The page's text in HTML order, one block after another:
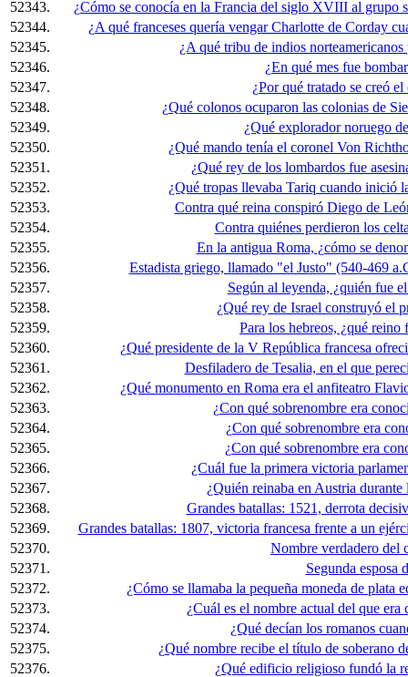
52343.
¿Cómo se conocía en la Francia del siglo XVIII al grupo
52344.
¿A qué franceses quería vengar Charlotte de Corday
52345.
¿A qué tribu de indios
52346.
¿En qué mes fue
52347.
¿Por qué tratado se creó
52348.
¿Qué colonos ocuparon las colonias de
52349.
¿Qué explorador noruego
52350.
¿Qué mando tenía el coronel Von
52351.
¿Qué rey de los lombardos fue
52352.
¿Qué tropas llevaba Tariq cuando inició
52353.
Contra qué reina conspiró Diego de
52354.
Contra quiénes perdieron los
52355.
En la antigua Roma, ¿cómo se
52356.
Estadista griego, llamado "el Justo" (540-469
52357.
Según al leyenda, ¿quién fue
52358.
¿Qué rey de Israel construyó el
52359.
Para los hebreos, ¿qué reino
52360.
¿Qué presidente de la V República francesa
52361.
Desfiladero de Tesalia, en el que
52362.
¿Qué monumento en Roma era el anfiteatro
52363.
¿Con qué sobrenombre era
52364.
¿Con qué sobrenombre era
52365.
¿Con qué sobrenombre era
52366.
¿Cuál fue la primera victoria
52367.
¿Quién reinaba en Austria
52368.
Grandes batallas: 1521, derrota
52369.
Grandes batallas: 1807, victoria francesa frente a un
52370.
Nombre verdadero del
52371.
Segunda esposa
52372.
¿Cómo se llamaba la pequeña moneda de plata
52373.
¿Cuál es el nombre actual del que
52374.
¿Qué decían los romanos
52375.
¿Qué nombre recibe el título de soberano
52376.
¿Qué edificio religioso fundó la